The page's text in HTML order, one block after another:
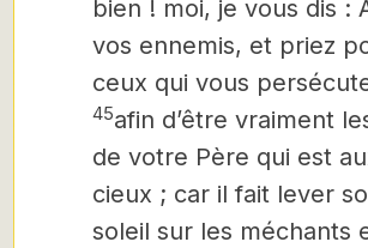
bien ! moi, je vous dis :
vos ennemis, et priez
ceux qui vous
45afin d’être vraiment
de votre Père qui est
cieux ; car il fait lever
soleil sur les méchants